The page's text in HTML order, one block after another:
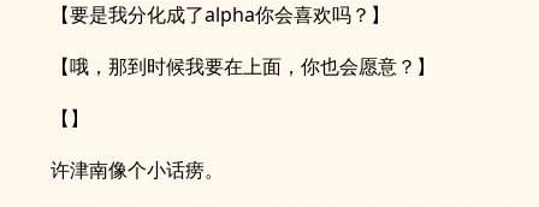
【要是我分化成了alpha你会喜欢吗？】
【哦，那到时候我要在上面，你也会愿意？】
【】
许津南像个小话痨。